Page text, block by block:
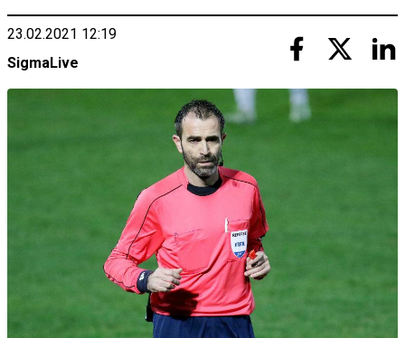
23.02.2021 12:19
SigmaLive